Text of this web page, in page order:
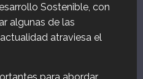
Sostenible, con
algunas de las
atraviesa el